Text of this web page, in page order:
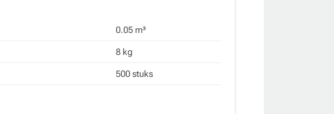
0.05 m³
8 kg
500 stuks